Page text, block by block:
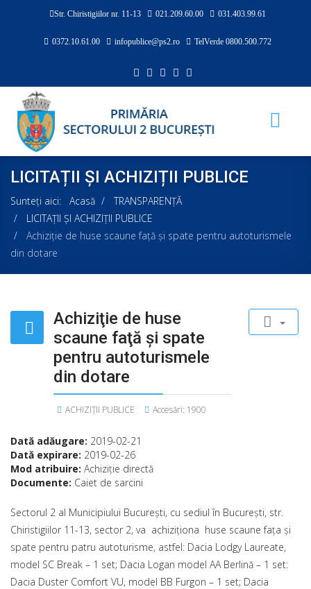
Str. Chiristigiilor nr. 11-13 021.209.60.00 031.403.99.61
0372.10.61.00 infopublice@ps2.ro TelVerde 0800.500.772
LICITAȚII ȘI ACHIZIȚII PUBLICE
Sunteți aici: Acasă
TRANSPARENȚĂ
LICITAȚII ȘI ACHIZIȚII PUBLICE
Achiziţie de huse scaune faţă şi spate pentru autoturismele
din dotare
Achiziţie de huse
scaune faţă şi spate
pentru autoturismele
din dotare
ACHIZIȚII PUBLICE Accesări: 1900
Dată adăugare: 2019-02-21
Dată expirare: 2019-02-26
Mod atribuire: Achiziţie directă
Documente: Caiet de sarcini
Sectorul 2 al Municipiului Bucureşti, cu sediul în Bucureşti, str.
Chiristigiilor 11-13, sector 2, va achiziționa huse scaune fața și
spate pentru patru autoturisme, astfel: Dacia Lodgy Laureate,
model SC Break – 1 set; Dacia Logan model AA Berlină – 1 set:
Dacia Duster Comfort VU, model BB Furgon – 1 set; Dacia